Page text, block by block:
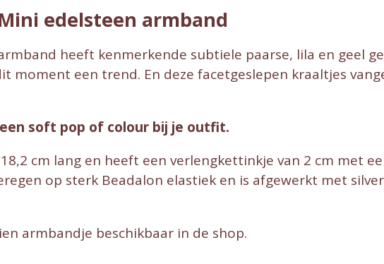
edelsteen armband
heeft kenmerkende subtiele paarse, lila en geel
moment een trend. En deze facetgeslepen kraaltjes
soft pop of colour bij je outfit.
cm lang en heeft een verlengkettinkje van 2 cm met
op sterk Beadalon elastiek en is afgewerkt met
armbandje beschikbaar in de shop.